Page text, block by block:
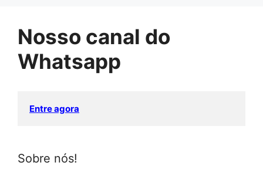
Nosso canal do
Whatsapp
Entre agora
Sobre nós!